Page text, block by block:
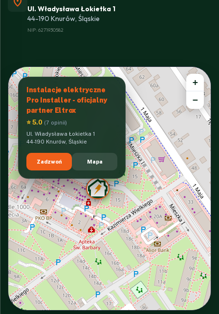
Ul. Władysława Łokietka 1
44-190 Knurów, Śląskie
NIP: 6271930582
Instalacje elektryczne
Pro Installer - oficjalny
partner Eltrox
⭐ 5.0 (7 opinii)
Ul. Władysława Łokietka 1
44-190 Knurów, Śląskie
Zadzwoń Mapa
+
−
INTERACTIVE VIEW